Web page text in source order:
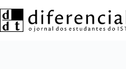
para
o